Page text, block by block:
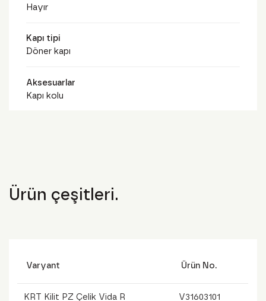
Hayır
Kapı tipi
Döner kapı
Aksesuarlar
Kapı kolu
Ürün çeşitleri.
Varyant Ürün No.
KRT Kilit PZ Çelik Vida R V31603101